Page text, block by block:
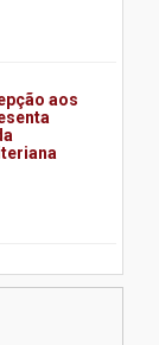
aos
Centro